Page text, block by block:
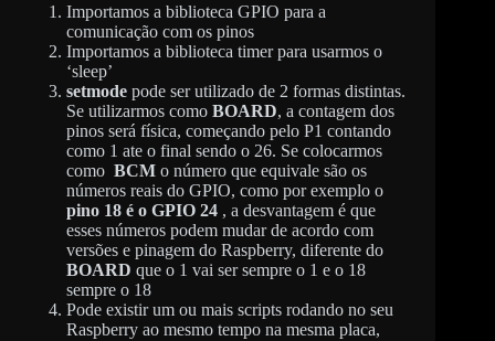
Importamos a biblioteca GPIO para a
comunicação com os pinos
Importamos a biblioteca timer para usarmos o
‘sleep’
setmode pode ser utilizado de 2 formas distintas.
Se utilizarmos como BOARD, a contagem dos
pinos será física, começando pelo P1 contando
como 1 ate o final sendo o 26. Se colocarmos
como BCM o número que equivale são os
números reais do GPIO, como por exemplo o
pino 18 é o GPIO 24 , a desvantagem é que
esses números podem mudar de acordo com
versões e pinagem do Raspberry, diferente do
BOARD que o 1 vai ser sempre o 1 e o 18
sempre o 18
Pode existir um ou mais scripts rodando no seu
Raspberry ao mesmo tempo na mesma placa,